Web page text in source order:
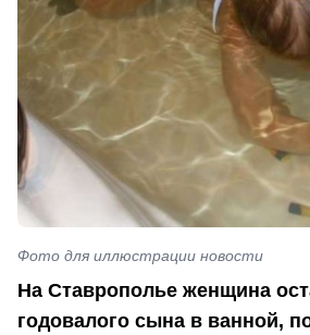
Фото для иллюстрации новости
На Ставрополье женщина
годовалого сына в ванной,